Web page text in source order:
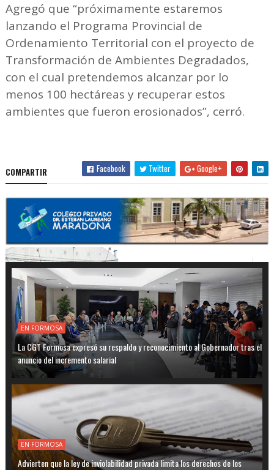
Agregó que “próximamente estaremos
lanzando el Programa Provincial de
Ordenamiento Territorial con el proyecto de
Transformación de Ambientes Degradados,
con el cual pretendemos alcanzar por lo
menos 100 hectáreas y recuperar estos
ambientes que fueron erosionados”, cerró.
COMPARTIR Facebook Twitter Google+
EN FORMOSA
La CGT Formosa expresó su respaldo y reconocimiento al Gobernador tras el
anuncio del incremento salarial
EN FORMOSA
Advierten que la ley de inviolabilidad privada limita los derechos de los